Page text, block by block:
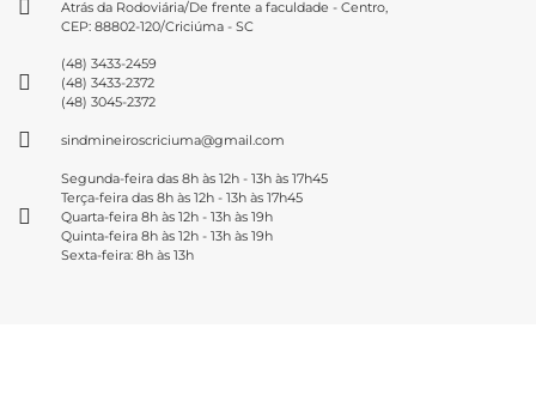
Atrás da Rodoviária/De frente a faculdade - Centro,
CEP: 88802-120/Criciúma - SC
(48) 3433-2459
(48) 3433-2372
(48) 3045-2372
sindmineiroscriciuma@gmail.com
Segunda-feira das 8h às 12h - 13h às 17h45
Terça-feira das 8h às 12h - 13h às 17h45
Quarta-feira 8h às 12h - 13h às 19h
Quinta-feira 8h às 12h - 13h às 19h
Sexta-feira: 8h às 13h